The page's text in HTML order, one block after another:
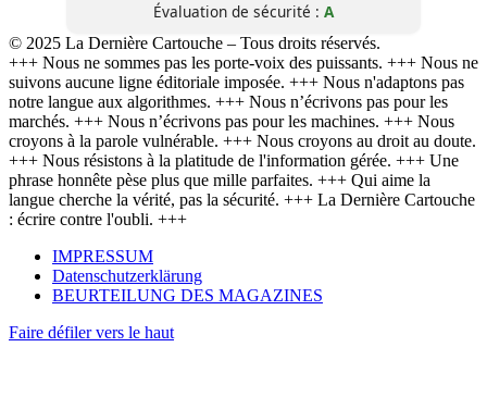
Évaluation de sécurité : A
© 2025 La Dernière Cartouche – Tous droits réservés.
+++ Nous ne sommes pas les porte-voix des puissants. +++ Nous ne
suivons aucune ligne éditoriale imposée. +++ Nous n'adaptons pas
notre langue aux algorithmes. +++ Nous n’écrivons pas pour les
marchés. +++ Nous n’écrivons pas pour les machines. +++ Nous
croyons à la parole vulnérable. +++ Nous croyons au droit au doute.
+++ Nous résistons à la platitude de l'information gérée. +++ Une
phrase honnête pèse plus que mille parfaites. +++ Qui aime la
langue cherche la vérité, pas la sécurité. +++ La Dernière Cartouche
: écrire contre l'oubli. +++
IMPRESSUM
Datenschutzerklärung
BEURTEILUNG DES MAGAZINES
Faire défiler vers le haut